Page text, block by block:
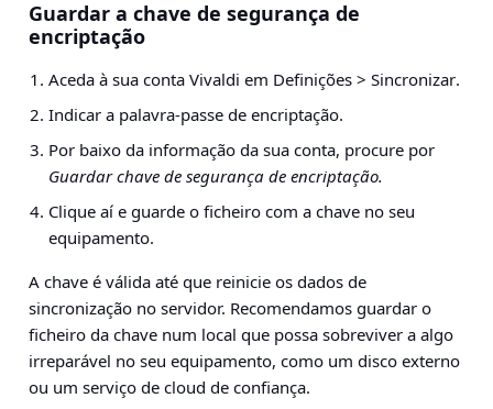
Guardar a chave de segurança de
encriptação
Aceda à sua conta Vivaldi em Definições > Sincronizar.
Indicar a palavra-passe de encriptação.
Por baixo da informação da sua conta, procure por
Guardar chave de segurança de encriptação.
Clique aí e guarde o ficheiro com a chave no seu
equipamento.
A chave é válida até que reinicie os dados de
sincronização no servidor. Recomendamos guardar o
ficheiro da chave num local que possa sobreviver a algo
irreparável no seu equipamento, como um disco externo
ou um serviço de cloud de confiança.